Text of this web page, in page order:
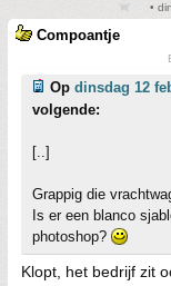
•
Compoantje
Op dinsdag 12
volgende:
[..]
Grappig die
Is er een blanco
photoshop?
Klopt, het bedrijf zit